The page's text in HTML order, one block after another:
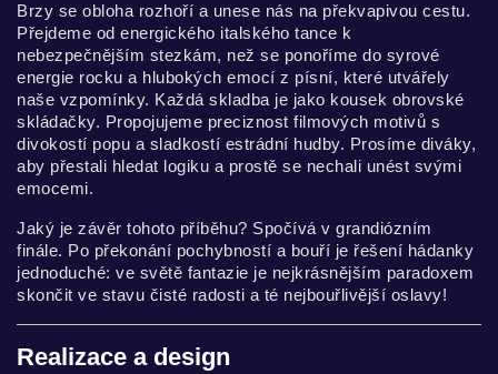
Brzy se obloha rozhoří a unese nás na překvapivou cestu.
Přejdeme od energického italského tance k
nebezpečnějším stezkám, než se ponoříme do syrové
energie rocku a hlubokých emocí z písní, které utvářely
naše vzpomínky. Každá skladba je jako kousek obrovské
skládačky. Propojujeme preciznost filmových motivů s
divokostí popu a sladkostí estrádní hudby. Prosíme diváky,
aby přestali hledat logiku a prostě se nechali unést svými
emocemi.
Jaký je závěr tohoto příběhu? Spočívá v grandiózním
finále. Po překonání pochybností a bouří je řešení hádanky
jednoduché: ve světě fantazie je nejkrásnějším paradoxem
skončit ve stavu čisté radosti a té nejbouřlivější oslavy!
Realizace a design